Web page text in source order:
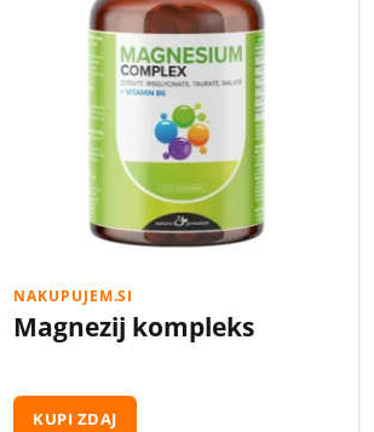
NAKUPUJEM.SI
Magnezij kompleks
KUPI ZDAJ